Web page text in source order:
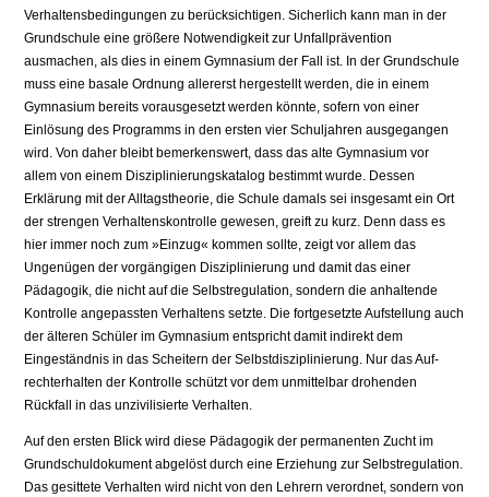
Verhaltensbedingungen zu berücksichtigen. Sicherlich kann man in der
Grundschule eine größere Notwendig­keit zur Unfallprävention
ausmachen, als dies in einem Gymnasium der Fall ist. In der Grundschule
muss eine basale Ordnung allererst hergestellt werden, die in einem
Gymnasium bereits vorausgesetzt werden könnte, sofern von einer
Einlösung des Programms in den ersten vier Schuljahren ausgegangen
wird. Von daher bleibt bemerkenswert, dass das alte Gymnasium vor
allem von einem Disziplinierungskatalog bestimmt wurde. Dessen
Erklärung mit der Alltagstheorie, die Schule damals sei insgesamt ein Ort
der strengen Verhaltenskontrolle gewesen, greift zu kurz. Denn dass es
hier immer noch zum »Einzug« kommen sollte, zeigt vor allem das
Ungenügen der vorgängigen Disziplinierung und damit das einer
Pädagogik, die nicht auf die Selbstregulation, sondern die anhaltende
Kontrolle angepassten Verhaltens setzte. Die fortgesetzte Aufstellung auch
der älteren Schüler im Gymnasium entspricht damit indirekt dem
Eingeständnis in das Scheitern der Selbstdisziplinierung. Nur das Auf­
rechterhalten der Kontrolle schützt vor dem unmittelbar drohenden
Rückfall in das unzivilisierte Verhalten.
Auf den ersten Blick wird diese Pädagogik der permanenten Zucht im
Grundschuldokument abgelöst durch eine Erziehung zur Selbstregulation.
Das gesittete Verhal­ten wird nicht von den Lehrern verordnet, sondern von